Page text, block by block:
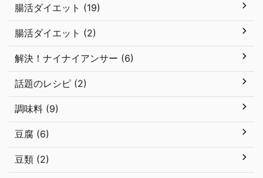
腸活ダイエット (19)
腸活ダイエット (2)
解決！ナイナイアンサー (6)
話題のレシピ (2)
調味料 (9)
豆腐 (6)
豆類 (2)